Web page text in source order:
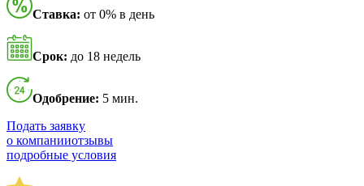
Ставка: от 0% в день
Срок: до 18 недель
Одобрение: 5 мин.
Подать заявку
о компанииотзывы
подробные условия